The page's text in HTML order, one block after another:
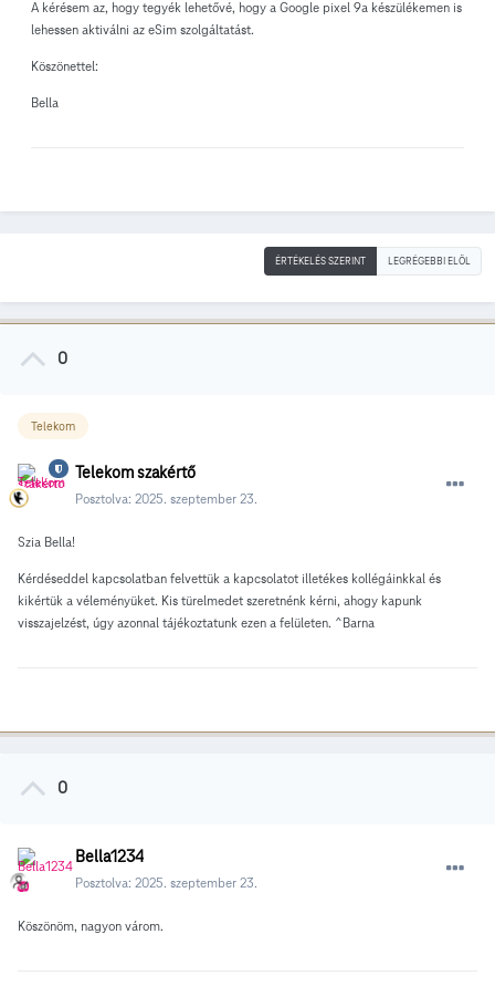
A kérésem az, hogy tegyék lehetővé, hogy a Google pixel 9a készülékemen is
lehessen aktiválni az eSim szolgáltatást.
Köszönettel:
Bella
ÉRTÉKELÉS SZERINT LEGRÉGEBBI ELÖL
0
Telekom
Telekom szakértő
Posztolva: 2025. szeptember 23.
Szia Bella!
Kérdéseddel kapcsolatban felvettük a kapcsolatot illetékes kollégáinkkal és
kikértük a véleményüket. Kis türelmedet szeretnénk kérni, ahogy kapunk
visszajelzést, úgy azonnal tájékoztatunk ezen a felületen. ^Barna
0
Bella1234
Posztolva: 2025. szeptember 23.
Köszönöm, nagyon várom.